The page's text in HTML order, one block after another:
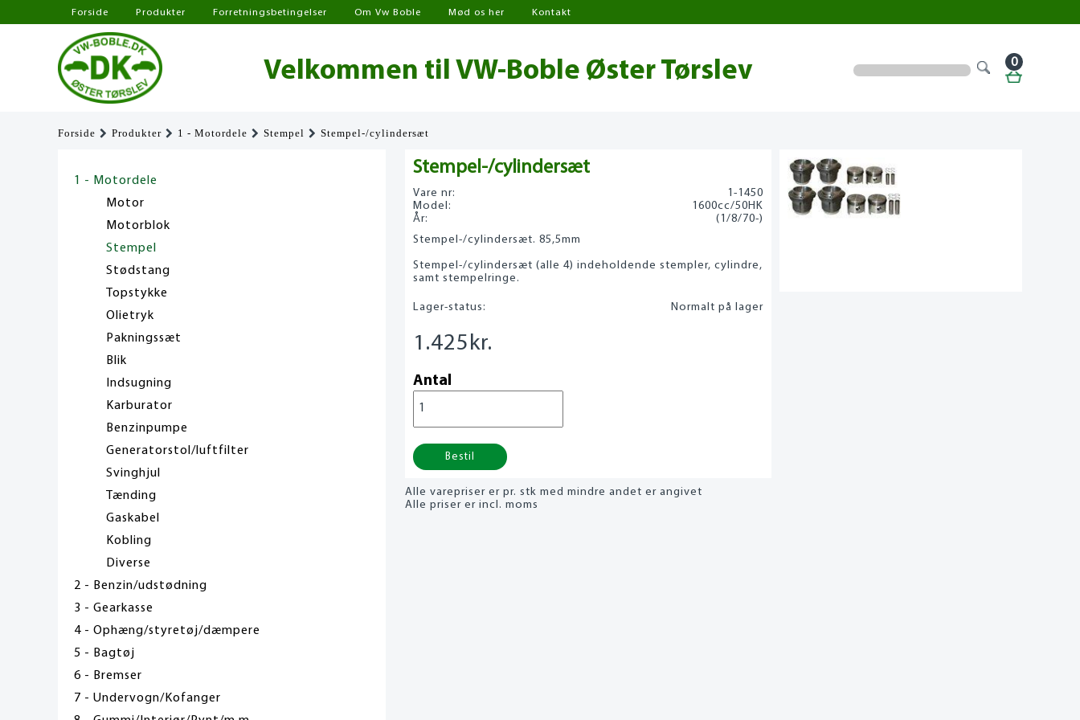
Forside Produkter Forretningsbetingelser Om Vw Boble Mød os her Kontakt
Velkommen til VW-Boble Øster Tørslev 0
Forside Produkter 1 - Motordele Stempel Stempel-/cylindersæt
1 - Motordele
Motor
Motorblok
Stempel
Stødstang
Topstykke
Olietryk
Pakningssæt
Blik
Indsugning
Karburator
Benzinpumpe
Generatorstol/luftfilter
Svinghjul
Tænding
Gaskabel
Kobling
Diverse
2 - Benzin/udstødning
3 - Gearkasse
4 - Ophæng/styretøj/dæmpere
5 - Bagtøj
6 - Bremser
7 - Undervogn/Kofanger
Stempel-/cylindersæt
Vare nr:
1-1450
Model:
1600cc/50HK
År:
(1/8/70-)
Stempel-/cylindersæt. 85,5mm
Stempel-/cylindersæt (alle 4) indeholdende stempler, cylindre,
samt stempelringe.
Lager-status: Normalt på lager
1.425 kr.
Antal
Bestil
Alle varepriser er pr. stk med mindre andet er angivet
Alle priser er incl. moms